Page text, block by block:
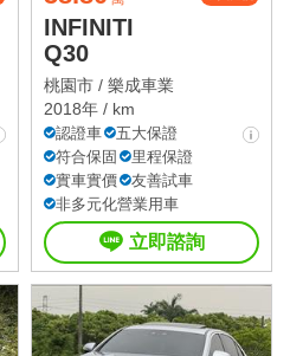
INFINITI
Q30
桃園市 / 樂成車業
2018年 / km
認證車
五大保證
符合保固
里程保證
實車實價
友善試車
非多元化營業用車
立即諮詢